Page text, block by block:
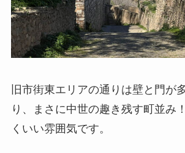
旧市街東エリアの通りは壁と門が
り、まさに中世の趣き残す町並み
くいい雰囲気です。